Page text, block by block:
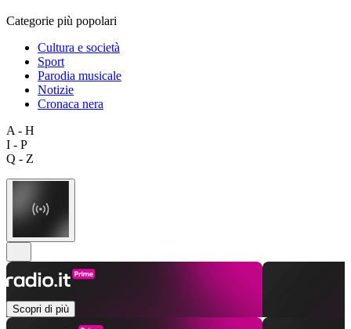
Categorie più popolari
Cultura e società
Sport
Parodia musicale
Notizie
Cronaca nera
A - H
I - P
Q - Z
Scopri di più